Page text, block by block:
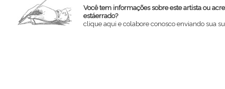
Você tem informações sobre este artista ou
estáerrado?
clique aqui e colabore conosco enviando sua